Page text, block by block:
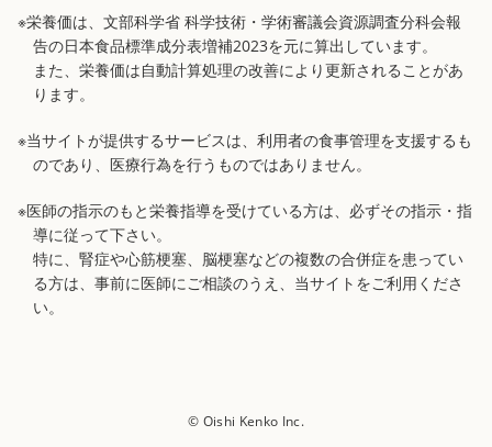
※栄養価は、文部科学省 科学技術・学術審議会資源調査分科会報
告の日本食品標準成分表増補2023を元に算出しています。
また、栄養価は自動計算処理の改善により更新されることがあ
ります。
※当サイトが提供するサービスは、利用者の食事管理を支援するも
のであり、医療行為を行うものではありません。
※医師の指示のもと栄養指導を受けている方は、必ずその指示・指
導に従って下さい。
特に、腎症や心筋梗塞、脳梗塞などの複数の合併症を患ってい
る方は、事前に医師にご相談のうえ、当サイトをご利用くださ
い。
© Oishi Kenko Inc.